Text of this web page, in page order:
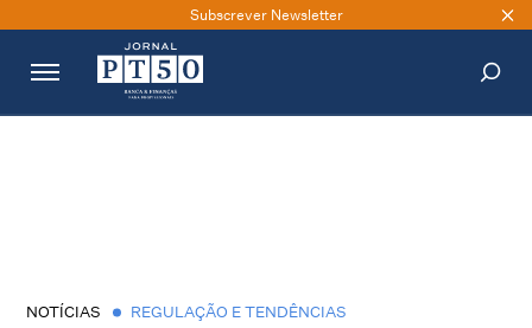
Subscrever Newsletter
NOTÍCIAS REGULAÇÃO E TENDÊNCIAS